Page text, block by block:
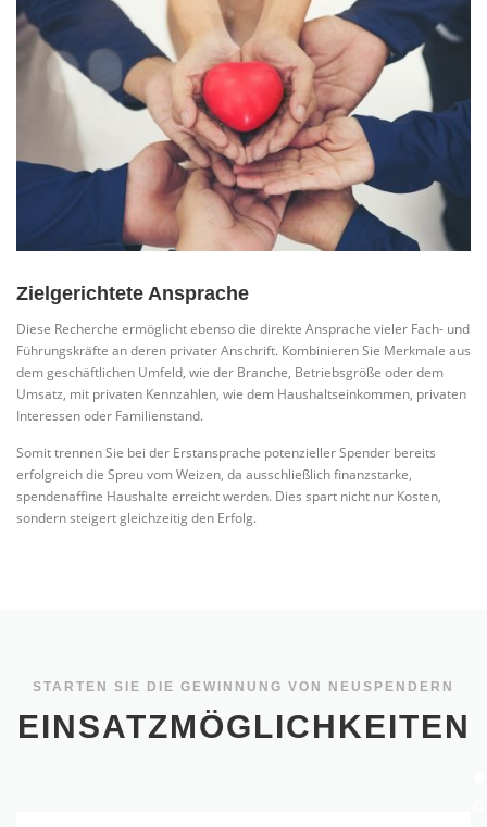
Zielgerichtete Ansprache
Diese Recherche ermöglicht ebenso die direkte Ansprache vieler Fach- und
Führungskräfte an deren privater Anschrift. Kombinieren Sie Merkmale aus
dem geschäftlichen Umfeld, wie der Branche, Betriebsgröße oder dem
Umsatz, mit privaten Kennzahlen, wie dem Haushaltseinkommen, privaten
Interessen oder Familienstand.
Somit trennen Sie bei der Erstansprache potenzieller Spender bereits
erfolgreich die Spreu vom Weizen, da ausschließlich finanzstarke,
spendenaffine Haushalte erreicht werden. Dies spart nicht nur Kosten,
sondern steigert gleichzeitig den Erfolg.
STARTEN SIE DIE GEWINNUNG VON NEUSPENDERN
EINSATZMÖGLICHKEITEN